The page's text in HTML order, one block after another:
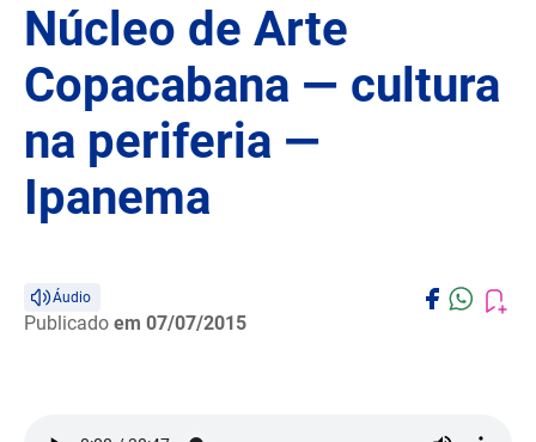
Núcleo de Arte
Copacabana — cultura
na periferia —
Ipanema
Áudio
Publicado em 07/07/2015